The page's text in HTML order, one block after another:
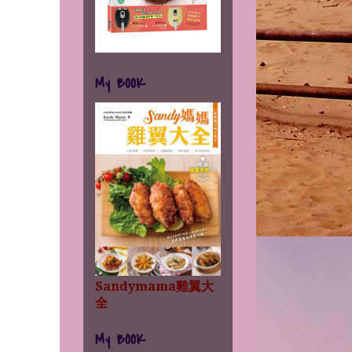
My BOOK
Sandymama雞翼大
全
My BOOK